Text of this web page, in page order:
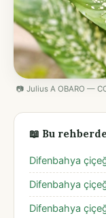
📷 Julius A OBARO —
📖 Bu
Difenbahya
Difenbahya
Difenbahya